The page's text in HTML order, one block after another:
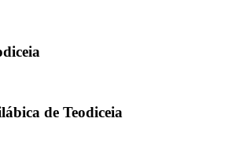
de Teodiceia